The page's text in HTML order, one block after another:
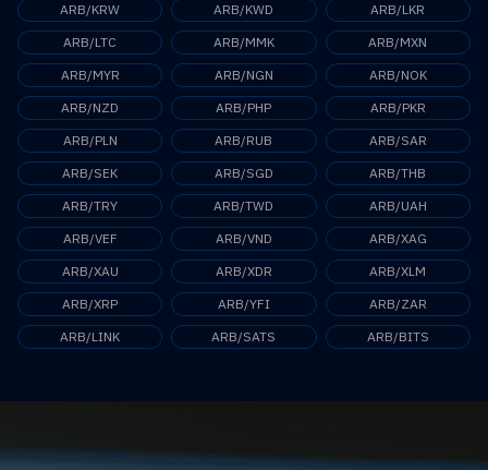
ARB/KRW
ARB/KWD
ARB/LKR
ARB/LTC
ARB/MMK
ARB/MXN
ARB/MYR
ARB/NGN
ARB/NOK
ARB/NZD
ARB/PHP
ARB/PKR
ARB/PLN
ARB/RUB
ARB/SAR
ARB/SEK
ARB/SGD
ARB/THB
ARB/TRY
ARB/TWD
ARB/UAH
ARB/VEF
ARB/VND
ARB/XAG
ARB/XAU
ARB/XDR
ARB/XLM
ARB/XRP
ARB/YFI
ARB/ZAR
ARB/LINK
ARB/SATS ARB/BITS